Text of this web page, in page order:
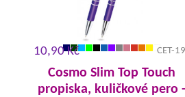
10,90 Kč CET-19
Cosmo Slim Top Touch
propiska, kuličkové pero -